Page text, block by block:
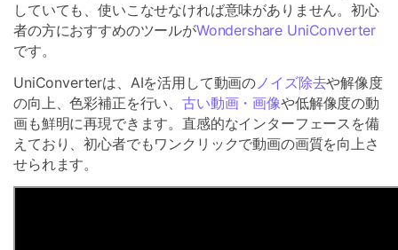
していても、使いこなせなければ意味がありません。初心
者の方におすすめのツールがWondershare UniConverter
です。
UniConverterは、AIを活用して動画のノイズ除去や解像度
の向上、色彩補正を行い、古い動画・画像や低解像度の動
画も鮮明に再現できます。直感的なインターフェースを備
えており、初心者でもワンクリックで動画の画質を向上さ
せられます。